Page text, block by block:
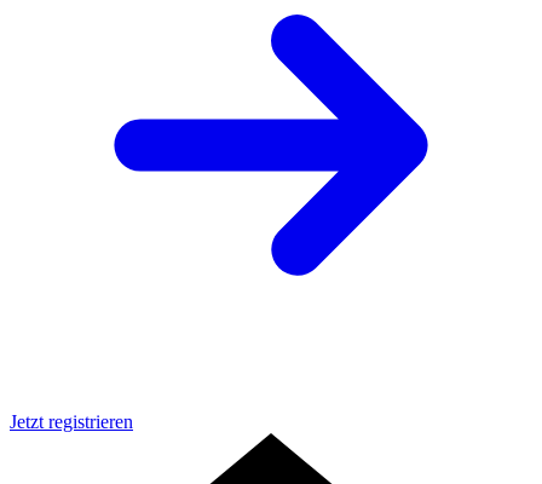
Jetzt registrieren